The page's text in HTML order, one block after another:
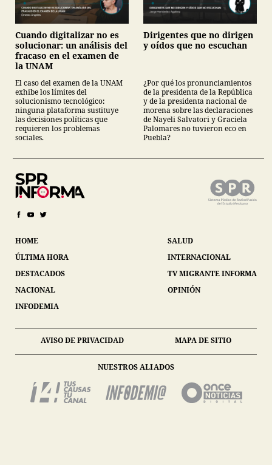
Cuando digitalizar no es
solucionar: un análisis del
fracaso en el examen de
la UNAM
El caso del examen de la UNAM
exhibe los límites del
solucionismo tecnológico:
ninguna plataforma sustituye
las decisiones políticas que
requieren los problemas
sociales.
Dirigentes que no dirigen
y oídos que no escuchan
¿Por qué los pronunciamientos
de la presidenta de la República
y de la presidenta nacional de
morena sobre las declaraciones
de Nayeli Salvatori y Graciela
Palomares no tuvieron eco en
Puebla?
HOME
ÚLTIMA HORA
DESTACADOS
NACIONAL
INFODEMIA
SALUD
INTERNACIONAL
TV MIGRANTE INFORMA
OPINIÓN
AVISO DE PRIVACIDAD MAPA DE SITIO
NUESTROS ALIADOS